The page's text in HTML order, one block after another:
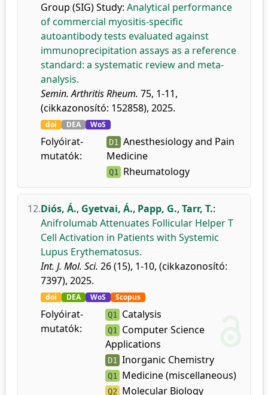
Group (SIG) Study: Analytical performance
of commercial myositis-specific
autoantibody tests evaluated against
immunoprecipitation assays as a reference
standard: a systematic review and meta-
analysis.
Semin. Arthritis Rheum. 75, 1-11,
(cikkazonosító: 152858), 2025.
doi DEA WoS
Folyóirat-
mutatók:
D1 Anesthesiology and Pain
Medicine
Q1 Rheumatology
12.Diós, Á., Gyetvai, Á., Papp, G., Tarr, T.:
Anifrolumab Attenuates Follicular Helper T
Cell Activation in Patients with Systemic
Lupus Erythematosus.
Int. J. Mol. Sci. 26 (15), 1-10, (cikkazonosító:
7397), 2025.
doi DEA WoS Scopus
Folyóirat-
mutatók:
Q1 Catalysis
Q1
Computer Science
Applications
D1 Inorganic Chemistry
Q1 Medicine (miscellaneous)
Q2 Molecular Biology